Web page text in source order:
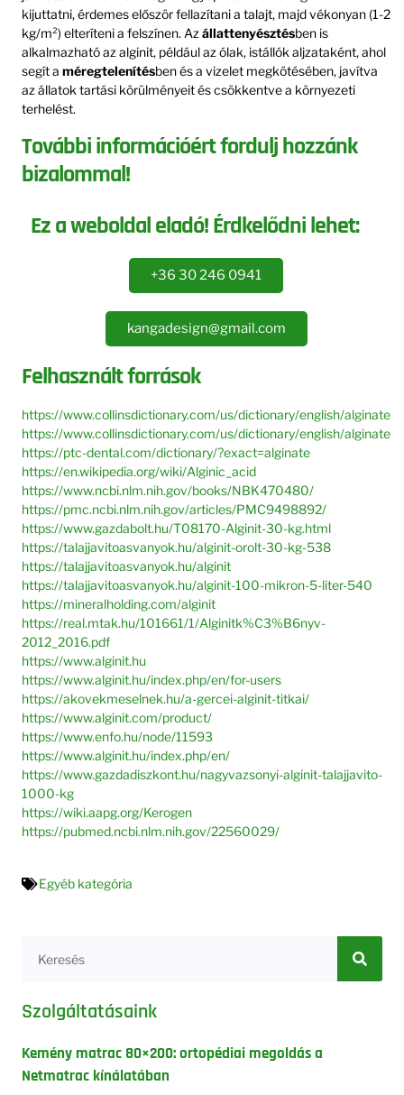
kijuttatni, érdemes először fellazítani a talajt, majd vékonyan (1-2
kg/m²) elteríteni a felszínen. Az állattenyésztésben is
alkalmazható az alginit, például az ólak, istállók aljzataként, ahol
segít a méregtelenítésben és a vizelet megkötésében, javítva
az állatok tartási körülményeit és csökkentve a környezeti
terhelést.
További információért fordulj hozzánk
bizalommal!
Ez a weboldal eladó! Érdkelődni lehet:
+36 30 246 0941
kangadesign@gmail.com
Felhasznált források
https://www.collinsdictionary.com/us/dictionary/english/alginate
https://www.collinsdictionary.com/us/dictionary/english/alginate
https://ptc-dental.com/dictionary/?exact=alginate
https://en.wikipedia.org/wiki/Alginic_acid
https://www.ncbi.nlm.nih.gov/books/NBK470480/
https://pmc.ncbi.nlm.nih.gov/articles/PMC9498892/
https://www.gazdabolt.hu/T08170-Alginit-30-kg.html
https://talajjavitoasvanyok.hu/alginit-orolt-30-kg-538
https://talajjavitoasvanyok.hu/alginit
https://talajjavitoasvanyok.hu/alginit-100-mikron-5-liter-540
https://mineralholding.com/alginit
https://real.mtak.hu/101661/1/Alginitk%C3%B6nyv-
2012_2016.pdf
https://www.alginit.hu
https://www.alginit.hu/index.php/en/for-users
https://akovekmeselnek.hu/a-gercei-alginit-titkai/
https://www.alginit.com/product/
https://www.enfo.hu/node/11593
https://www.alginit.hu/index.php/en/
https://www.gazdadiszkont.hu/nagyvazsonyi-alginit-talajjavito-
1000-kg
https://wiki.aapg.org/Kerogen
https://pubmed.ncbi.nlm.nih.gov/22560029/
Egyéb kategória
Szolgáltatásaink
Kemény matrac 80×200: ortopédiai megoldás a
Netmatrac kínálatában